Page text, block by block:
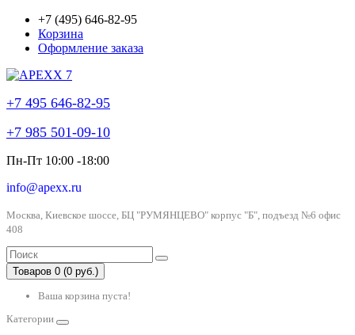
+7 (495) 646-82-95
Корзина
Оформление заказа
+7 495 646-82-95
+7 985 501-09-10
Пн-Пт 10:00 -18:00
info@apexx.ru
Москва, Киевское шоссе, БЦ "РУМЯНЦЕВО" корпус "Б", подъезд №6 офис
408
Товаров 0 (0 руб.)
Ваша корзина пуста!
Категории